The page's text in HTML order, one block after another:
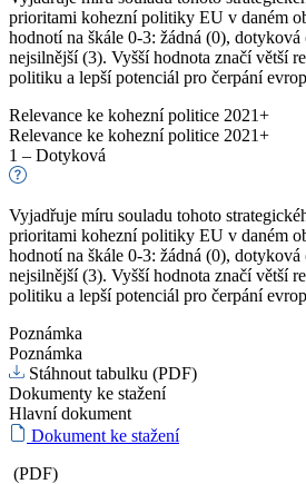
prioritami kohezní politiky EU v daném
hodnotí na škále 0-3: žádná (0),
nejsilnější (3). Vyšší hodnota značí větší
politiku a lepší potenciál pro čerpání
Relevance ke kohezní politice 2021+
Relevance ke kohezní politice 2021+
1 – Dotyková
Vyjadřuje míru souladu tohoto
prioritami kohezní politiky EU v daném
hodnotí na škále 0-3: žádná (0),
nejsilnější (3). Vyšší hodnota značí větší
politiku a lepší potenciál pro čerpání
Poznámka
Poznámka
Stáhnout tabulku (PDF)
Dokumenty ke stažení
Hlavní dokument
Dokument ke stažení
(PDF)